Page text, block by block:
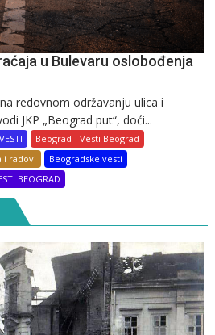
u Bulevaru oslobođenja
redovnom održavanju ulica i
JKP „Beograd put“, doći...
Beograd - Vesti Beograd
i radovi
Beogradske vesti
BEOGRAD